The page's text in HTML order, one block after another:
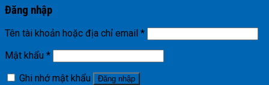
Đăng nhập
Tên tài khoản hoặc địa chỉ email *
Mật khẩu *
Ghi nhớ mật khẩu
Đăng nhập